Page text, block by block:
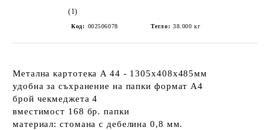
(1)
Код: 002506078 Тегло: 38.000 кг
Метална картотека A 44 - 1305x408x485мм
удобна за съхранение на папки формат A4
брой чекмеджета 4
вместимост 168 бр. папки
материал: cтомана с дебелина 0,8 мм.